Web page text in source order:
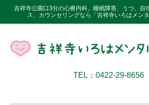
吉祥寺公園口3分の心療内科。睡眠障害、うつ、自
ス、カウンセリングなら「吉祥寺いろはメンタ
TEL：0422-29-8656